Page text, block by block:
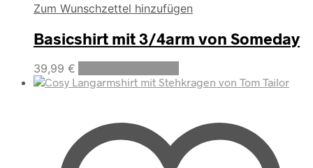
Zum Wunschzettel hinzufügen
Basicshirt mit 3/4arm von Someday
39,99 €
Produkt
Varianten
auf.
Die
Optionen